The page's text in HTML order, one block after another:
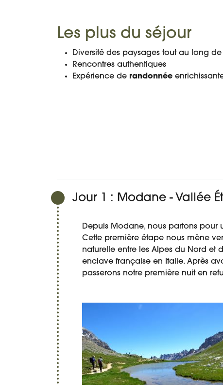
Les plus du séjour
Diversité des paysages tout au long de
Rencontres authentiques
Expérience de randonnée
Jour 1 : Modane - Vallée
Depuis Modane, nous partons pour
Cette première étape nous mène
naturelle entre les Alpes du Nord et
enclave française en Italie. Après
passerons notre première nuit en